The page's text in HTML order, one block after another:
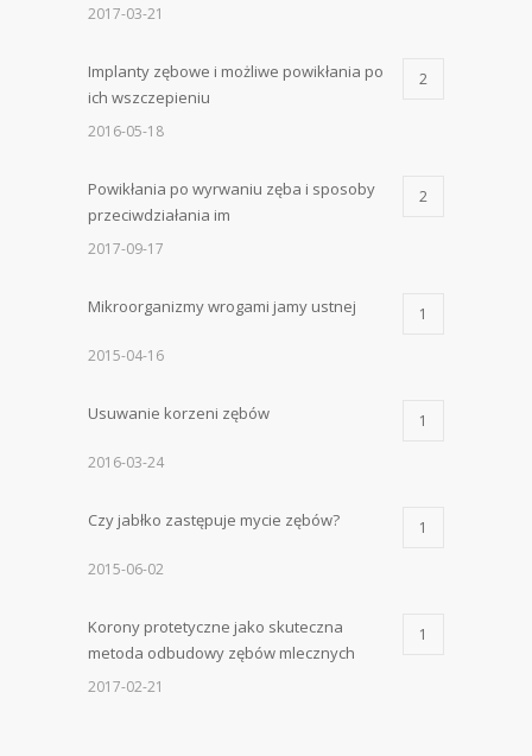
2017-03-21
Implanty zębowe i możliwe powikłania po
ich wszczepieniu
2
2016-05-18
Powikłania po wyrwaniu zęba i sposoby
przeciwdziałania im
2
2017-09-17
Mikroorganizmy wrogami jamy ustnej 1
2015-04-16
Usuwanie korzeni zębów 1
2016-03-24
Czy jabłko zastępuje mycie zębów? 1
2015-06-02
Korony protetyczne jako skuteczna
metoda odbudowy zębów mlecznych
1
2017-02-21